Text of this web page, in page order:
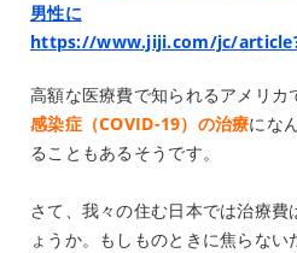
男性に
https://www.jiji.com/jc/
高額な医療費で知られるアメリカ
感染症（COVID-19）の治療にな
ることもあるそうです。
さて、我々の住む日本では治療費
ょうか。もしものときに焦らな